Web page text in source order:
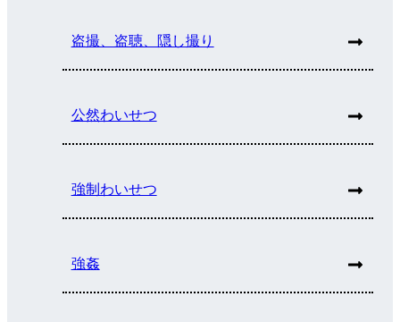
盗撮、盗聴、隠し撮り
公然わいせつ
強制わいせつ
強姦